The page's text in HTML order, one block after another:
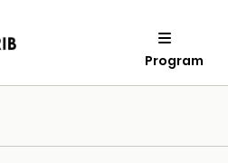
Program